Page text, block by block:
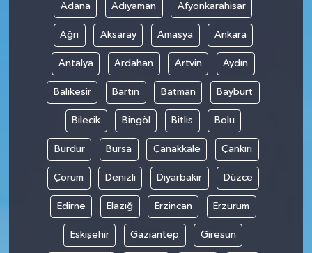
Adana Adıyaman Afyonkarahisar
Ağrı Aksaray Amasya Ankara
Antalya Ardahan Artvin Aydın
Balıkesir Bartın Batman Bayburt
Bilecik Bingöl Bitlis Bolu
Burdur Bursa Çanakkale Çankırı
Çorum Denizli Diyarbakır Düzce
Edirne Elazığ Erzincan Erzurum
Eskişehir Gaziantep Giresun